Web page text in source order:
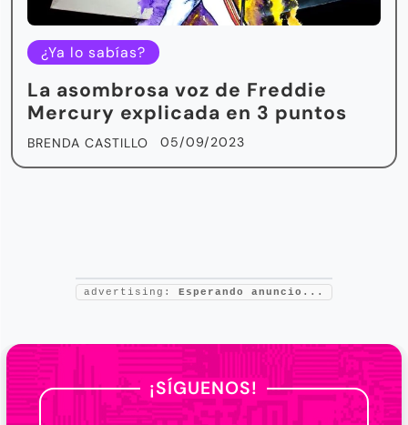
¿Ya lo sabías?
La asombrosa voz de Freddie
Mercury explicada en 3 puntos
BRENDA CASTILLO 05/09/2023
advertising: Esperando anuncio...
¡SÍGUENOS!